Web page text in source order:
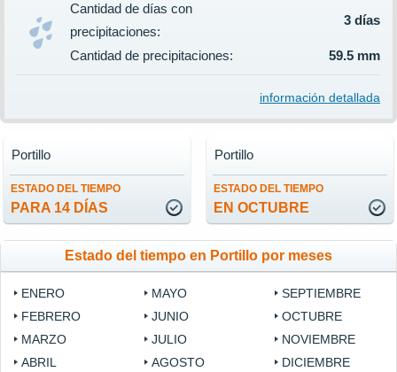
Cantidad de días con
precipitaciones:
3 días
Cantidad de precipitaciones: 59.5 mm
información detallada
ESTADO DEL TIEMPO
PARA 14 DÍAS
Portillo
ESTADO DEL TIEMPO
EN OCTUBRE
Portillo
Estado del tiempo en Portillo por meses
ENERO
FEBRERO
MARZO
ABRIL
MAYO
JUNIO
JULIO
AGOSTO
SEPTIEMBRE
OCTUBRE
NOVIEMBRE
DICIEMBRE